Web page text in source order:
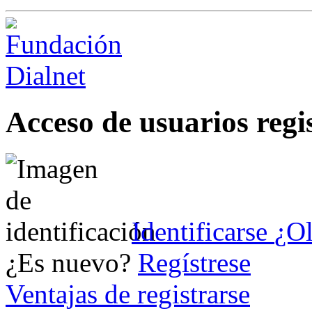
Acceso de usuarios
Identificarse
¿Es nuevo? Regístrese
Ventajas de registrarse